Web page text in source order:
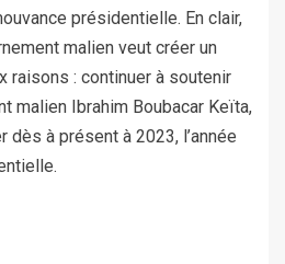
présidentielle. En clair,
malien veut créer un
raisons : continuer à soutenir
malien Ibrahim Boubacar Keïta,
à présent à 2023, l’année